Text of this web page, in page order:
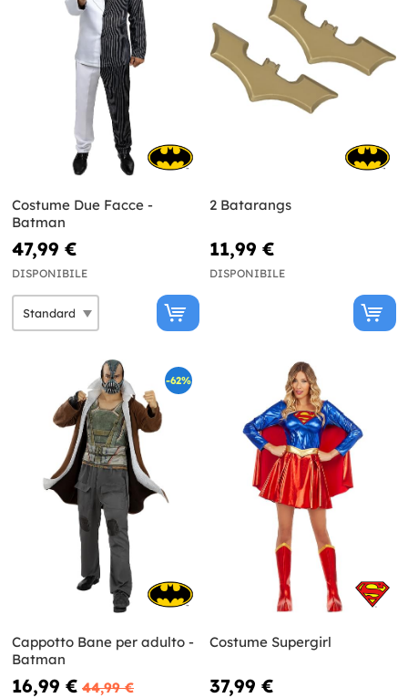
Costume Due Facce -
Batman
47,99 €
DISPONIBILE
2 Batarangs
11,99 €
DISPONIBILE
-62%
Cappotto Bane per adulto -
Batman
16,99 € 44,99 €
Costume Supergirl
37,99 €